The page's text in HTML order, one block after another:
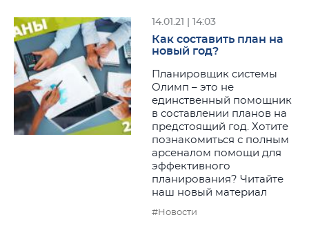
14.01.21 | 14:03
Как составить план на
новый год?
Планировщик системы
Олимп – это не
единственный помощник
в составлении планов на
предстоящий год. Хотите
познакомиться с полным
арсеналом помощи для
эффективного
планирования? Читайте
наш новый материал
#Новости